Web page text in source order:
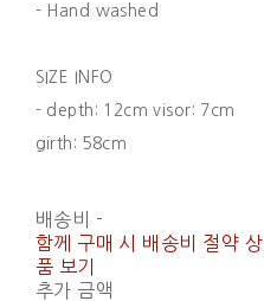
- Hand washed
SIZE INFO
- depth: 12cm visor: 7cm
girth: 58cm
배송비 -
함께 구매 시 배송비 절약 상
품 보기
추가 금액